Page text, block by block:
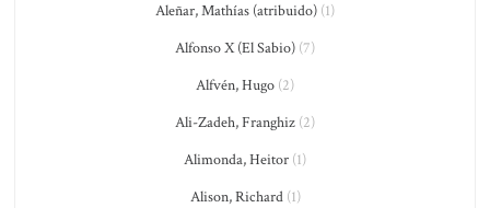
Aleñar, Mathías (atribuido) (1)
Alfonso X (El Sabio) (7)
Alfvén, Hugo (2)
Ali-Zadeh, Franghiz (2)
Alimonda, Heitor (1)
Alison, Richard(1)